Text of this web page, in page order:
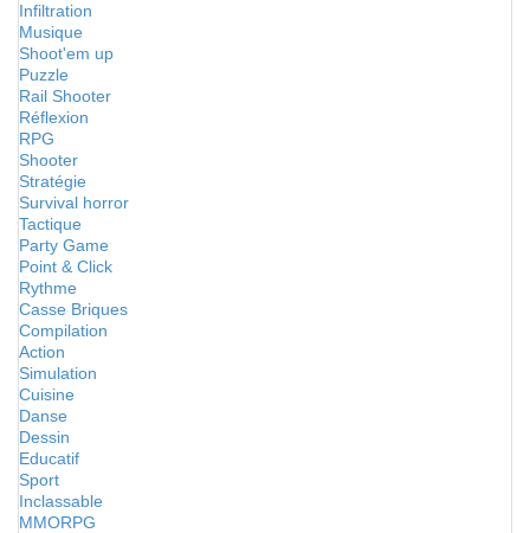
Infiltration
Musique
Shoot'em up
Puzzle
Rail Shooter
Réflexion
RPG
Shooter
Stratégie
Survival horror
Tactique
Party Game
Point & Click
Rythme
Casse Briques
Compilation
Action
Simulation
Cuisine
Danse
Dessin
Educatif
Sport
Inclassable
MMORPG